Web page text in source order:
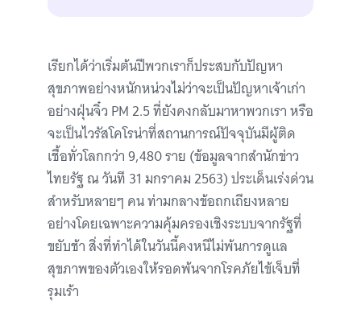
เรียกได้ว่าเริ่มต้นปีพวกเราก็ประสบกับปัญหา
สุขภาพอย่างหนักหน่วงไม่ว่าจะเป็นปัญหาเจ้าเก่า
อย่างฝุ่นจิ๋ว PM 2.5 ที่ยังคงกลับมาหาพวกเรา หรือ
จะเป็นไวรัสโคโรน่าที่สถานการณ์ปัจจุบันมีผู้ติด
เชื้อทั่วโลกกว่า 9,480 ราย (ข้อมูลจากสำนักข่าว
ไทยรัฐ ณ วันที 31 มกราคม 2563) ประเด็นเร่งด่วน
สำหรับหลายๆ คน ท่ามกลางข้อถกเถียงหลาย
อย่างโดยเฉพาะความคุ้มครองเชิงระบบจากรัฐที่
ขยับช้า สิ่งที่ทำได้ในวันนี้คงหนีไม่พ้นการดูแล
สุขภาพของตัวเองให้รอดพ้นจากโรคภัยไข้เจ็บที่
รุมเร้า